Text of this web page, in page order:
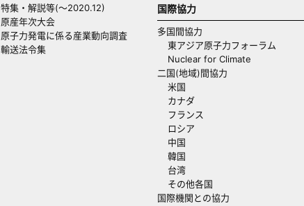
特集・解説等(～2020.12)
原産年次大会
原子力発電に係る産業動向調査
輸送法令集
国際協力
多国間協力
東アジア原子力フォーラム
Nuclear for Climate
二国(地域)間協力
米国
カナダ
フランス
ロシア
中国
韓国
台湾
その他各国
国際機関との協力